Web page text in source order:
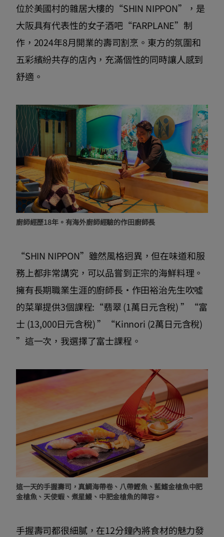
位於美國村的雜居大樓的“SHIN NIPPON”，是
大阪具有代表性的女子酒吧“FARPLANE”制
作，2024年8月開業的壽司割烹。東方的氛圍和
五彩繽紛共存的店內，充滿個性的同時讓人感到
舒適。
廚師經歷18年。有海外廚師經驗的作田廚師長
“SHIN NIPPON”雖然風格迥異，但在味道和服
務上都非常講究，可以品嘗到正宗的海鮮料理。
擁有長期職業生涯的廚師長·作田裕治先生吹噓
的菜單提供3個課程:“翡翠 (1萬日元含稅) ”“富
士 (13,000日元含稅) ”“Kinnori (2萬日元含稅)
”這一次，我選擇了富士課程。
這一天的手握壽司，真鯛海帶卷、八帶鰹魚、藍鰭金槍魚中肥
金槍魚、天使蝦、煮星鰻、中肥金槍魚的陣容。
手握壽司都很細膩，在12分鐘內將食材的魅力發